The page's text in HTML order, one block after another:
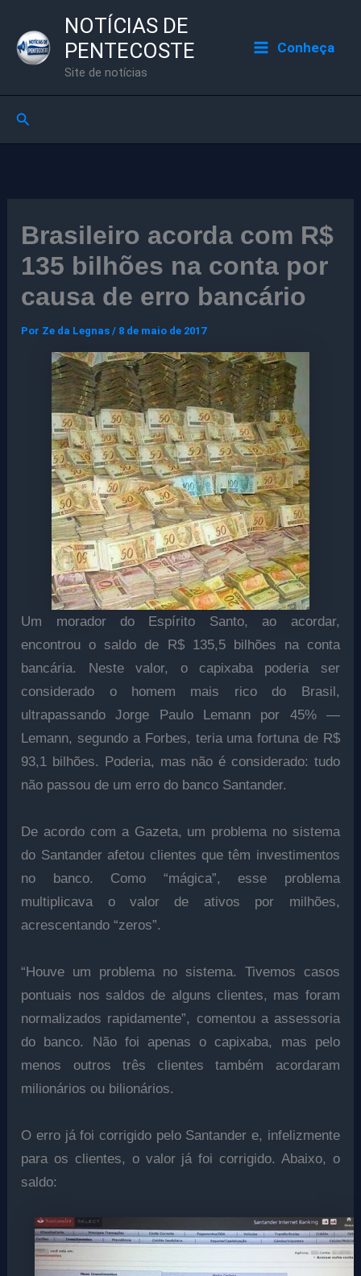
para
NOTÍCIAS DE
PENTECOSTE
Site de notícias
Conheça
Pesquisar
Brasileiro acorda com R$
135 bilhões na conta por
causa de erro bancário
Por Ze da Legnas/ 8 de maio de 2017
Um morador do Espírito Santo, ao acordar,
encontrou o saldo de R$ 135,5 bilhões na conta
bancária. Neste valor, o capixaba poderia ser
considerado o homem mais rico do Brasil,
ultrapassando Jorge Paulo Lemann por 45% —
Lemann, segundo a Forbes, teria uma fortuna de R$
93,1 bilhões. Poderia, mas não é considerado: tudo
não passou de um erro do banco Santander.
De acordo com a Gazeta, um problema no sistema
do Santander afetou clientes que têm investimentos
no banco. Como “mágica”, esse problema
multiplicava o valor de ativos por milhões,
acrescentando “zeros”.
“Houve um problema no sistema. Tivemos casos
pontuais nos saldos de alguns clientes, mas foram
normalizados rapidamente”, comentou a assessoria
do banco. Não foi apenas o capixaba, mas pelo
menos outros três clientes também acordaram
milionários ou bilionários.
O erro já foi corrigido pelo Santander e, infelizmente
para os clientes, o valor já foi corrigido. Abaixo, o
saldo: